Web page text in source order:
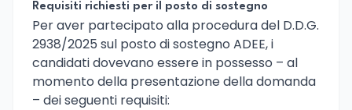
Requisiti richiesti per il posto di sostegno
Per aver partecipato alla procedura del D.D.G.
2938/2025 sul posto di sostegno ADEE, i
candidati dovevano essere in possesso – al
momento della presentazione della domanda
– dei seguenti requisiti: